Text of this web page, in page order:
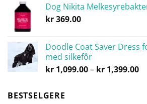
Dog Nikita
kr369.00
Doodle Coat Saver Dress
med silkefôr
kr 1,099.00– kr 1,399.00
BESTSELGERE